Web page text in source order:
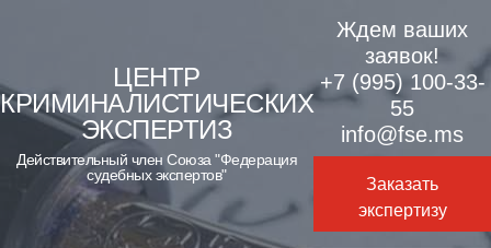
content
ЦЕНТР
КРИМИНАЛИСТИЧЕСКИХ
ЭКСПЕРТИЗ
Действительный член Союза "Федерация
судебных экспертов"
Ждем ваших
заявок!
+7 (995) 100-33-
55
info@fse.ms
Заказать
экспертизу